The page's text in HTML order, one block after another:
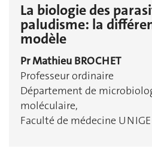
La biologie des
paludisme: la
modèle
Pr Mathieu BROCHET
Professeur ordinaire
Département de
moléculaire,
Faculté de médecine UNIGE